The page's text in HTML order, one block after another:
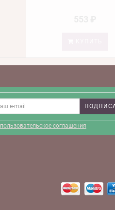
пользовательское соглашения